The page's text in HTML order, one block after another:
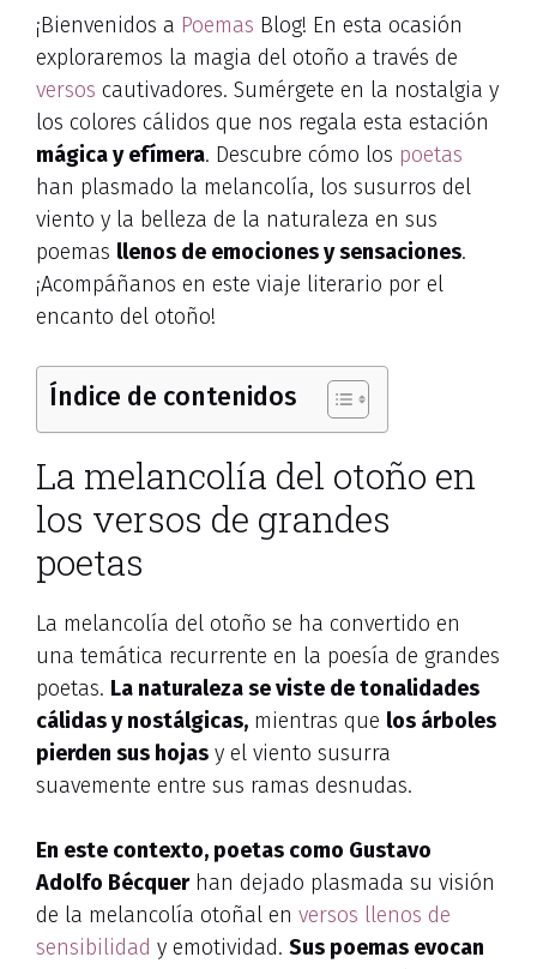
¡Bienvenidos a Poemas Blog! En esta ocasión
exploraremos la magia del otoño a través de
versos cautivadores. Sumérgete en la nostalgia y
los colores cálidos que nos regala esta estación
mágica y efímera. Descubre cómo los poetas
han plasmado la melancolía, los susurros del
viento y la belleza de la naturaleza en sus
poemas llenos de emociones y sensaciones.
¡Acompáñanos en este viaje literario por el
encanto del otoño!
Índice de contenidos
La melancolía del otoño en
los versos de grandes
poetas
La melancolía del otoño se ha convertido en
una temática recurrente en la poesía de grandes
poetas. La naturaleza se viste de tonalidades
cálidas y nostálgicas, mientras que los árboles
pierden sus hojas y el viento susurra
suavemente entre sus ramas desnudas.
En este contexto, poetas como Gustavo
Adolfo Bécquerhan dejado plasmada su visión
de la melancolía otoñal en versos llenos de
sensibilidad y emotividad. Sus poemas evocan